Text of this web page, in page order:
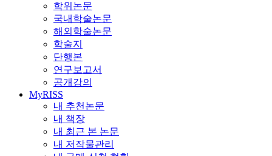
학위논문
국내학술논문
해외학술논문
학술지
단행본
연구보고서
공개강의
MyRISS
내 추천논문
내 책장
내 최근 본 논문
내 저작물관리